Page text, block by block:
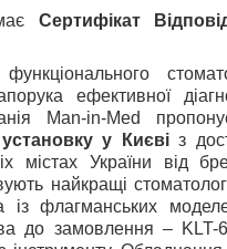
Сертифікат
ефективної
Man-in-Med
у Києвіз
містах України від
найкращі
із флагманських
до замовлення – KLT-